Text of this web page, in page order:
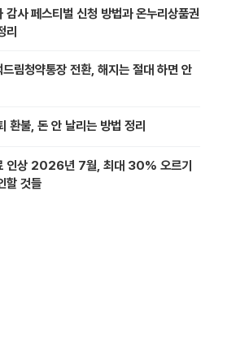
감사 페스티벌 신청 방법과 온누리상품권
리
드림청약통장 전환, 해지는 절대 하면 안
환불, 돈 안 날리는 방법 정리
인상 2026년 7월, 최대 30% 오르기
할 것들